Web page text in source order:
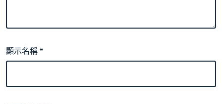
顯示名稱*